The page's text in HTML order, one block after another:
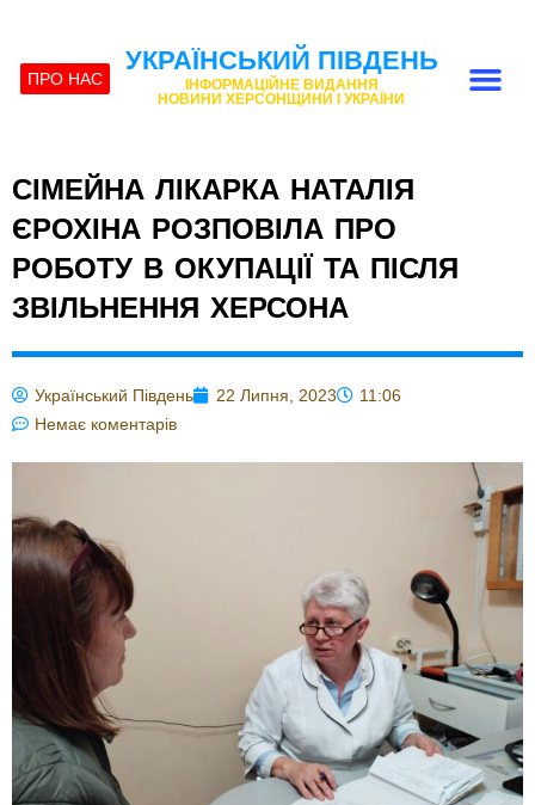
ПРО НАС
УКРАЇНСЬКИЙ ПІВДЕНЬ
ІНФОРМАЦІЙНЕ ВИДАННЯ
НОВИНИ ХЕРСОНЩИНИ І УКРАЇНИ
СІМЕЙНА ЛІКАРКА НАТАЛІЯ
ЄРОХІНА РОЗПОВІЛА ПРО
РОБОТУ В ОКУПАЦІЇ ТА ПІСЛЯ
ЗВІЛЬНЕННЯ ХЕРСОНА
Український Південь 22 Липня, 2023
11:06
Немає коментарів